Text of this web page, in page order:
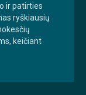
ir patirties
ryškiausių
keičiant